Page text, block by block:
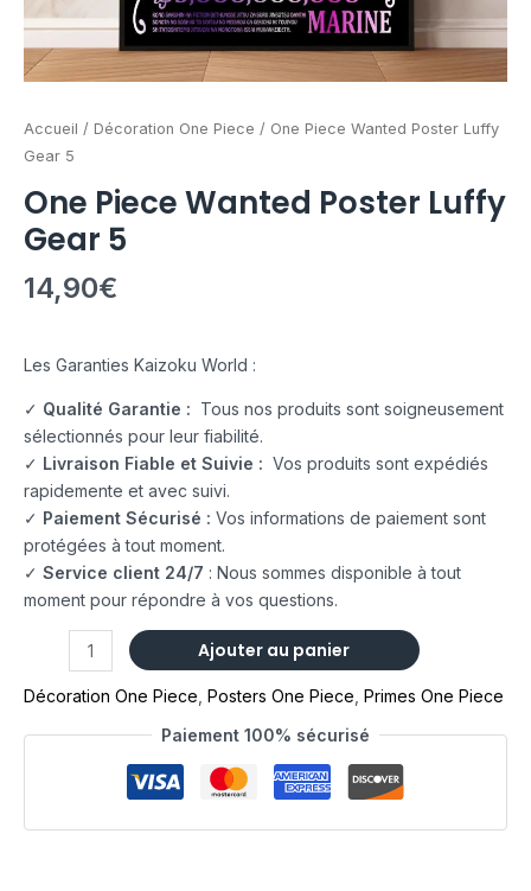
Accueil / Décoration One Piece / One Piece Wanted Poster Luffy
Gear 5
One Piece Wanted Poster Luffy
Gear 5
14,90€
Les Garanties Kaizoku World :
✓ Qualité Garantie : Tous nos produits sont soigneusement
sélectionnés pour leur fiabilité.
✓ Livraison Fiable et Suivie : Vos produits sont expédiés
rapidemente et avec suivi.
✓ Paiement Sécurisé : Vos informations de paiement sont
protégées à tout moment.
✓ Service client 24/7 : Nous sommes disponible à tout
moment pour répondre à vos questions.
Ajouter au panier
Décoration One Piece Posters One Piece Primes One Piece
Paiement 100% sécurisé